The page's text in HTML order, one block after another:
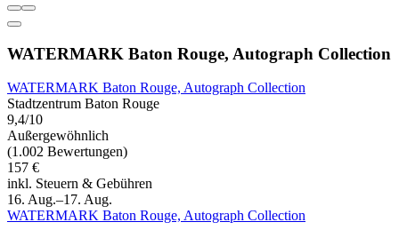
WATERMARK Baton Rouge, Autograph Collection
WATERMARK Baton Rouge, Autograph Collection
Stadtzentrum Baton Rouge
9,4/10
Außergewöhnlich
(1.002 Bewertungen)
157 €
inkl. Steuern & Gebühren
16. Aug.–17. Aug.
WATERMARK Baton Rouge, Autograph Collection